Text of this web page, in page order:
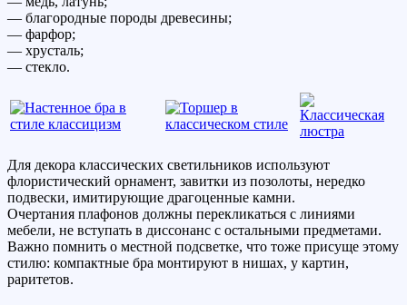
— благородные породы древесины;
— фарфор;
— хрусталь;
— стекло.
Для декора классических светильников используют
флористический орнамент, завитки из позолоты, нередко
подвески, имитирующие драгоценные камни.
Очертания плафонов должны перекликаться с линиями
мебели, не вступать в диссонанс с остальными предметами.
Важно помнить о местной подсветке, что тоже присуще этому
стилю: компактные бра монтируют в нишах, у картин,
раритетов.